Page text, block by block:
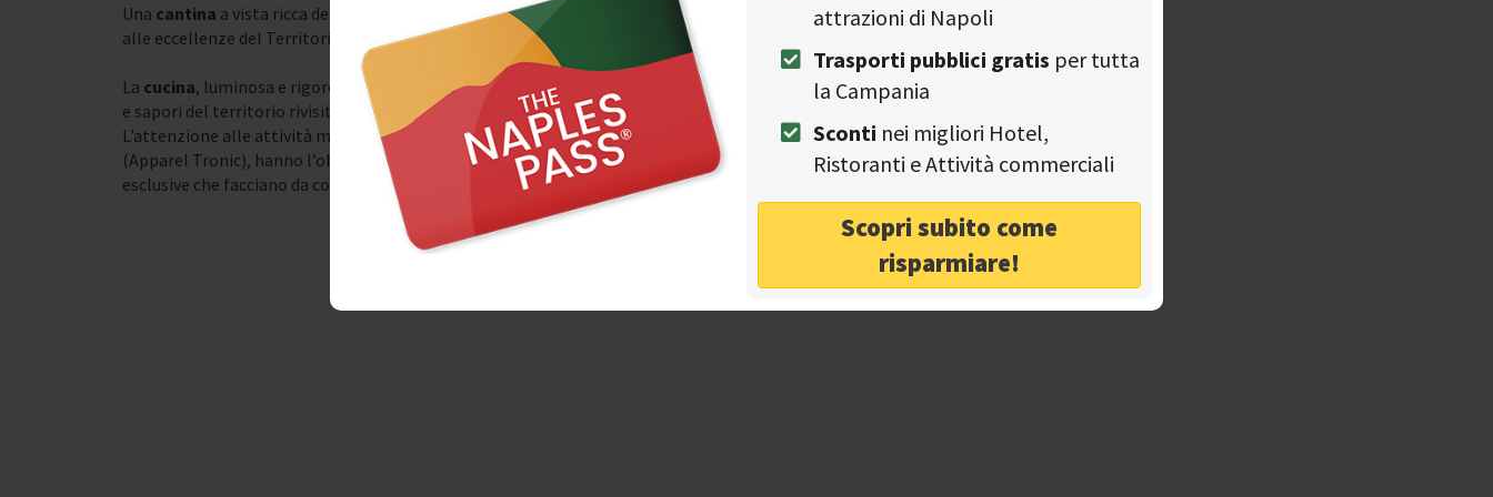
attrazioni di Napoli
Trasporti pubblici gratis per tutta
la Campania
Sconti nei migliori Hotel,
Ristoranti e Attività commerciali
Scopri subito come
risparmiare!
Una cantina a vista ricca delle migliori etichette di tutte le regioni d’Italia, con una naturale attenzione
alle eccellenze del Territorio Campano.
La cucina, luminosa e rigorosamente a vista, capitanata dallo Chef Marco Malaspina, che disegna gusto
e sapori del territorio rivisitati con sfumature ed ispirazioni internazionali.
L’attenzione alle attività musicali, meticolosamente selezionate dalla direzione creativa di Franky B
(Apparel Tronic), hanno l’obiettivo di rendere Akademia un luogo dove ascoltare suoni e performance
esclusive che facciano da colonna sonora all’esperienza totale.